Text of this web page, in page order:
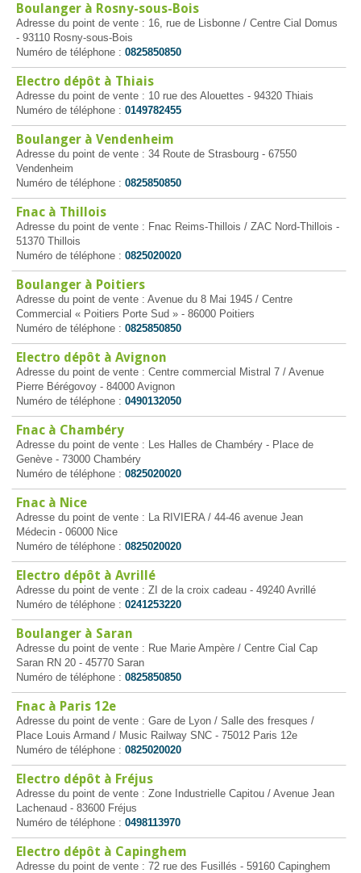
Boulanger à Rosny-sous-Bois
Adresse du point de vente : 16, rue de Lisbonne / Centre Cial Domus
- 93110 Rosny-sous-Bois
Numéro de téléphone : 0825850850
Electro dépôt à Thiais
Adresse du point de vente : 10 rue des Alouettes - 94320 Thiais
Numéro de téléphone : 0149782455
Boulanger à Vendenheim
Adresse du point de vente : 34 Route de Strasbourg - 67550
Vendenheim
Numéro de téléphone : 0825850850
Fnac à Thillois
Adresse du point de vente : Fnac Reims-Thillois / ZAC Nord-Thillois -
51370 Thillois
Numéro de téléphone : 0825020020
Boulanger à Poitiers
Adresse du point de vente : Avenue du 8 Mai 1945 / Centre
Commercial « Poitiers Porte Sud » - 86000 Poitiers
Numéro de téléphone : 0825850850
Electro dépôt à Avignon
Adresse du point de vente : Centre commercial Mistral 7 / Avenue
Pierre Bérégovoy - 84000 Avignon
Numéro de téléphone : 0490132050
Fnac à Chambéry
Adresse du point de vente : Les Halles de Chambéry - Place de
Genève - 73000 Chambéry
Numéro de téléphone : 0825020020
Fnac à Nice
Adresse du point de vente : La RIVIERA / 44-46 avenue Jean
Médecin - 06000 Nice
Numéro de téléphone : 0825020020
Electro dépôt à Avrillé
Adresse du point de vente : ZI de la croix cadeau - 49240 Avrillé
Numéro de téléphone : 0241253220
Boulanger à Saran
Adresse du point de vente : Rue Marie Ampère / Centre Cial Cap
Saran RN 20 - 45770 Saran
Numéro de téléphone : 0825850850
Fnac à Paris 12e
Adresse du point de vente : Gare de Lyon / Salle des fresques /
Place Louis Armand / Music Railway SNC - 75012 Paris 12e
Numéro de téléphone : 0825020020
Electro dépôt à Fréjus
Adresse du point de vente : Zone Industrielle Capitou / Avenue Jean
Lachenaud - 83600 Fréjus
Numéro de téléphone : 0498113970
Electro dépôt à Capinghem
Adresse du point de vente : 72 rue des Fusillés - 59160 Capinghem